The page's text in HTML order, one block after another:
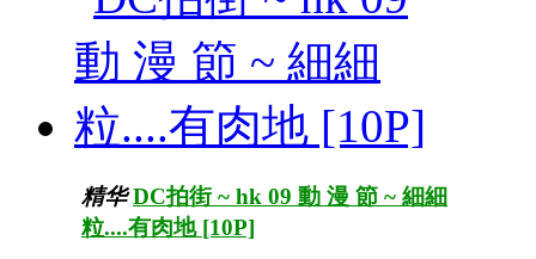
精华 DC拍街 ~ hk 09 動 漫 節 ~ 細細
粒....有肉地 [10P]